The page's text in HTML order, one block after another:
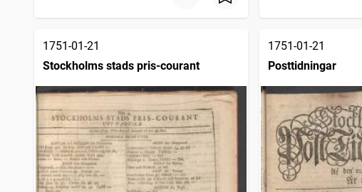
1751-01-21
Stockholms stads pris-courant
1751-01-21
Posttidningar